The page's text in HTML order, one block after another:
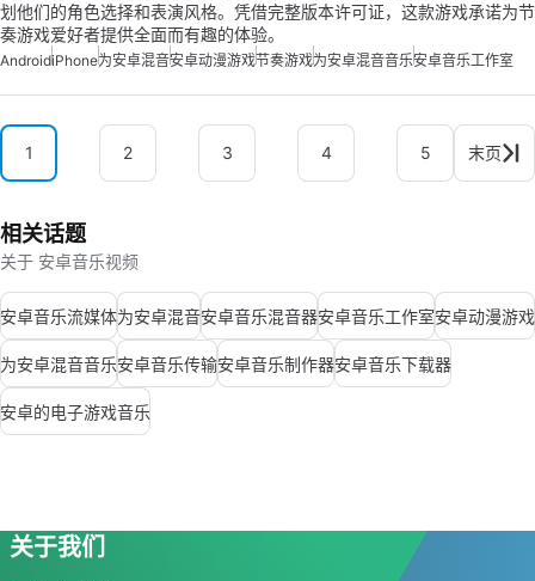
划他们的角色选择和表演风格。凭借完整版本许可证，这款游戏承诺为节
奏游戏爱好者提供全面而有趣的体验。
AndroidiPhone为安卓混音安卓动漫游戏节奏游戏为安卓混音音乐安卓音乐工作室
1 2 3 4 5 末页
相关话题
关于 安卓音乐视频
安卓音乐流媒体为安卓混音安卓音乐混音器安卓音乐工作室安卓动漫游戏
为安卓混音音乐安卓音乐传输安卓音乐制作器安卓音乐下载器
安卓的电子游戏音乐
关于我们